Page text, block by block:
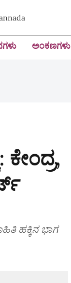
ಅಂಕಣಗಳು
ಹಕ್ಕಿನ ಭಾಗ